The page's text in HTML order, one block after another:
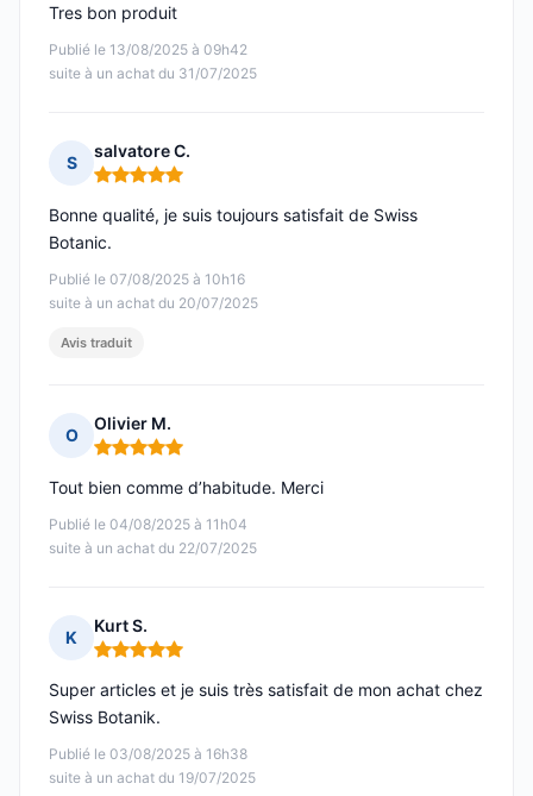
Publié le 13/08/2025 à 09h42
suite à un achat du 31/07/2025
Tres bon produit
S
salvatore C.
Note : 5 sur 5
Publié le 07/08/2025 à 10h16
suite à un achat du 20/07/2025
Bonne qualité, je suis toujours satisfait de Swiss
Botanic.
Avis traduit
O
Olivier M.
Note : 5 sur 5
Publié le 04/08/2025 à 11h04
suite à un achat du 22/07/2025
Tout bien comme d’habitude. Merci
K
Kurt S.
Note : 5 sur 5
Publié le 03/08/2025 à 16h38
suite à un achat du 19/07/2025
Super articles et je suis très satisfait de mon achat chez
Swiss Botanik.